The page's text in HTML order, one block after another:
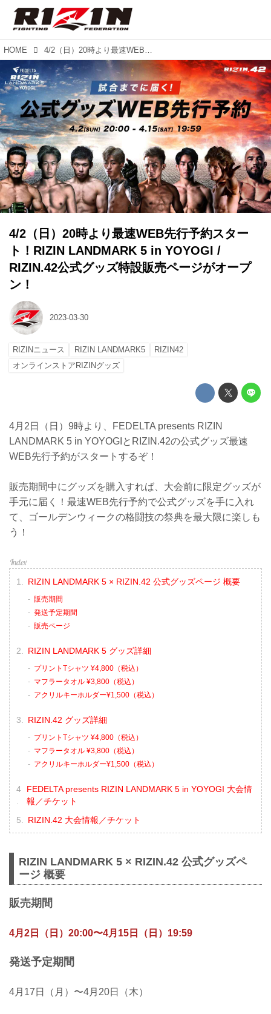
HOME 4/2（日）20時より最速WEB先行予約スタート！RIZIN LANDMARK 5 in YOYOGI / RIZIN.42公式グッズ特設販売ページがオープン！
4/2（日）20時より最速WEB先行予約スター
ト！RIZIN LANDMARK 5 in YOYOGI /
RIZIN.42公式グッズ特設販売ページがオープ
ン！
2023-03-30
RIZINニュース RIZIN LANDMARK5
RIZIN42
オンラインストアRIZINグッズ
4月2日（日）9時より、FEDELTA presents RIZIN
LANDMARK 5 in YOYOGIとRIZIN.42の公式グッズ最速
WEB先行予約がスタートするぞ！
販売期間中にグッズを購入すれば、大会前に限定グッズが
手元に届く！最速WEB先行予約で公式グッズを手に入れ
て、ゴールデンウィークの格闘技の祭典を最大限に楽しも
う！
RIZIN LANDMARK 5 × RIZIN.42 公式グッズページ 概要
販売期間
発送予定期間
販売ページ
RIZIN LANDMARK 5 グッズ詳細
プリントTシャツ ¥4,800（税込）
マフラータオル ¥3,800（税込）
アクリルキーホルダー¥1,500（税込）
RIZIN.42 グッズ詳細
プリントTシャツ ¥4,800（税込）
マフラータオル ¥3,800（税込）
アクリルキーホルダー¥1,500（税込）
FEDELTA presents RIZIN LANDMARK 5 in YOYOGI 大会情
報／チケット
RIZIN.42 大会情報／チケット
RIZIN LANDMARK 5 × RIZIN.42 公式グッズペ
ージ 概要
販売期間
4月2日（日）20:00〜4月15日（日）19:59
発送予定期間
4月17日（月）〜4月20日（木）